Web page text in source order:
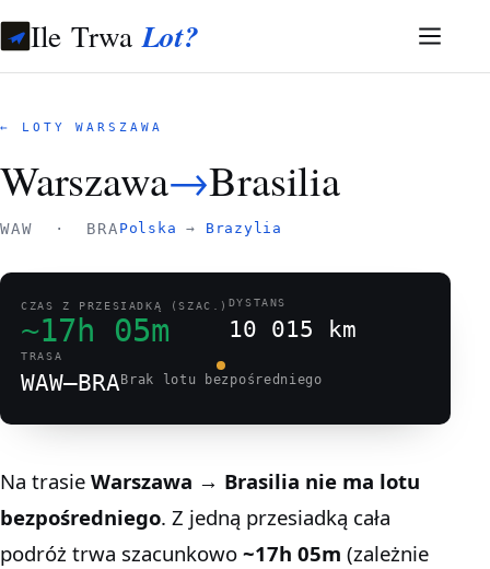
Ile TrwaLot?
← LOTY WARSZAWA
Warszawa→Brasilia
WAW · BRA Polska → Brazylia
CZAS Z PRZESIADKĄ (SZAC.)
~17h 05m
DYSTANS
10 015 km
TRASA
WAW–BRABrak lotu bezpośredniego
Na trasie Warszawa → Brasilia nie ma lotu
bezpośredniego. Z jedną przesiadką cała
podróż trwa szacunkowo ~17h 05m (zależnie